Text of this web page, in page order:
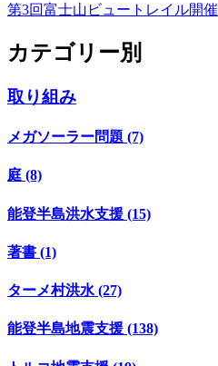
第3回富士山ビュートレイル開催
カテゴリー別
取り組み
メガソーラー問題 (7)
庭 (8)
能登半島洪水支援 (15)
著書 (1)
ターメ村洪水 (27)
能登半島地震支援 (138)